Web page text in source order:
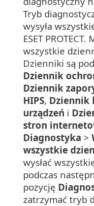
Tryb
wysyła
ESET
wszystkie
Dzienniki są
Dziennik
Dziennik
HIPS, Dziennik
urządzeń i
stron
Diagnostyka >
wszystkie
wysłać
podczas
pozycję
zatrzymać tryb